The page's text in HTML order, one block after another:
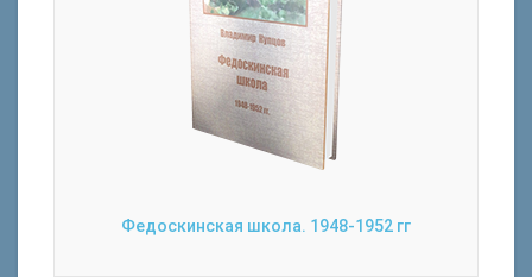
Федоскинская школа. 1948-1952 гг